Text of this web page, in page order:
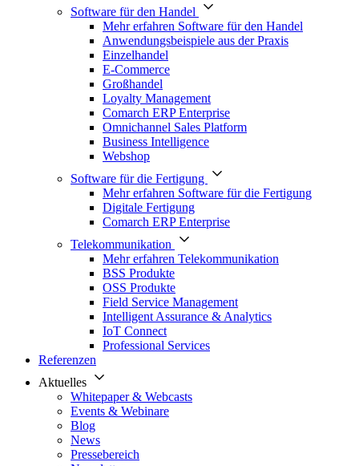
Software für den Handel
Mehr erfahren Software für den Handel
Anwendungsbeispiele aus der Praxis
Einzelhandel
E-Commerce
Großhandel
Loyalty Management
Comarch ERP Enterprise
Omnichannel Sales Platform
Business Intelligence
Webshop
Software für die Fertigung
Mehr erfahren Software für die Fertigung
Digitale Fertigung
Comarch ERP Enterprise
Telekommunikation
Mehr erfahren Telekommunikation
BSS Produkte
OSS Produkte
Field Service Management
Intelligent Assurance & Analytics
IoT Connect
Professional Services
Referenzen
Aktuelles
Whitepaper & Webcasts
Events & Webinare
Blog
News
Pressebereich